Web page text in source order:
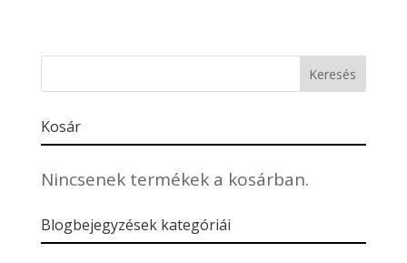
Kosár
Nincsenek termékek a kosárban.
Blogbejegyzések kategóriái